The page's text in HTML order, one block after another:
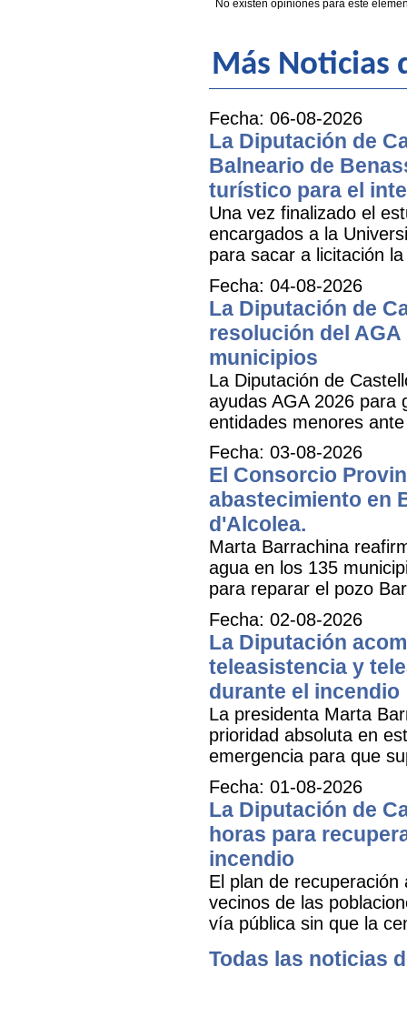
No existen opiniones para este
Más Noticias
Fecha: 06-08-2026
La Diputación de
Balneario de
turístico para el
Una vez finalizado el
encargados a la
para sacar a licitación
Fecha: 04-08-2026
La Diputación de
resolución del
municipios
La Diputación de
ayudas AGA 2026 para
entidades menores
Fecha: 03-08-2026
El Consorcio
abastecimiento en
d'Alcolea.
Marta Barrachina
agua en los 135
para reparar el pozo
Fecha: 02-08-2026
La Diputación
teleasistencia y
durante el incendio
La presidenta Marta
prioridad absoluta en
emergencia para que
Fecha: 01-08-2026
La Diputación de
horas para
incendio
El plan de
vecinos de las
vía pública sin que la
Todas las noticias